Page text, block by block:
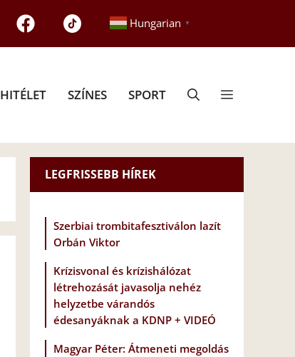
Hungarian ▼
HITÉLET SZÍNES SPORT
LEGFRISSEBB HÍREK
Szerbiai trombitafesztiválon lazít
Orbán Viktor
Krízisvonal és krízishálózat
létrehozását javasolja nehéz
helyzetbe várandós
édesanyáknak a KDNP + VIDEÓ
Magyar Péter: Átmeneti megoldás